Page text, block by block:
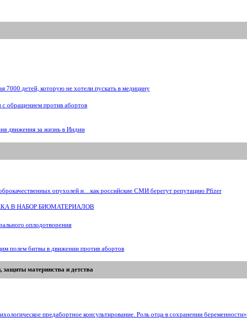
детей, которую не хотели пускать в медицину
обращением против абортов
движения за жизнь в Индии
опухолей и…как российские СМИ берегут репутацию Pfizer
В НАБОР БИОМАТЕРИАЛОВ
оплодотворения
полем битвы в движении против абортов
материнства и детства
предабортное консультирование. Роль отца в сохранении беременности»